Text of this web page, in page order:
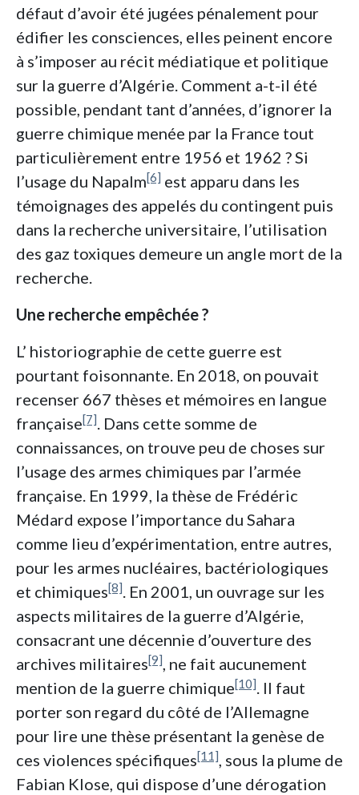
défaut d’avoir été jugées pénalement pour
édifier les consciences, elles peinent encore
à s’imposer au récit médiatique et politique
sur la guerre d’Algérie. Comment a-t-il été
possible, pendant tant d’années, d’ignorer la
guerre chimique menée par la France tout
particulièrement entre 1956 et 1962 ? Si
l’usage du Napalm[6] est apparu dans les
témoignages des appelés du contingent puis
dans la recherche universitaire, l’utilisation
des gaz toxiques demeure un angle mort de la
recherche.
Une recherche empêchée ?
L’ historiographie de cette guerre est
pourtant foisonnante. En 2018, on pouvait
recenser 667 thèses et mémoires en langue
française[7]. Dans cette somme de
connaissances, on trouve peu de choses sur
l’usage des armes chimiques par l’armée
française. En 1999, la thèse de Frédéric
Médard expose l’importance du Sahara
comme lieu d’expérimentation, entre autres,
pour les armes nucléaires, bactériologiques
et chimiques[8]. En 2001, un ouvrage sur les
aspects militaires de la guerre d’Algérie,
consacrant une décennie d’ouverture des
archives militaires[9], ne fait aucunement
mention de la guerre chimique[10]. Il faut
porter son regard du côté de l’Allemagne
pour lire une thèse présentant la genèse de
ces violences spécifiques[11], sous la plume de
Fabian Klose, qui dispose d’une dérogation